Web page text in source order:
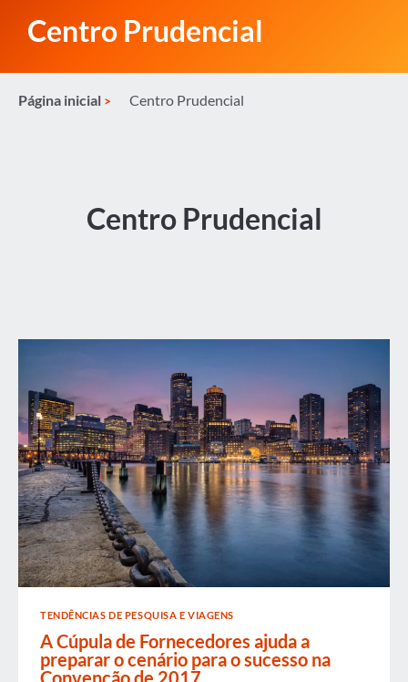
Centro Prudencial
Página inicial Centro Prudencial
Centro Prudencial
TENDÊNCIAS DE PESQUISA E VIAGENS
A Cúpula de Fornecedores ajuda a
preparar o cenário para o sucesso na
Convenção de 2017